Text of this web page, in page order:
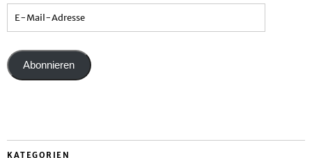
Abonnieren
KATEGORIEN